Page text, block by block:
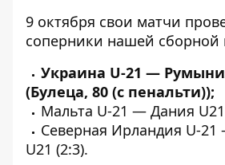
9 октября свои матчи
соперники нашей сборной
Украина U-21 —
(Булеца, 80 (с пенальти));
Мальта U-21 — Дания U21
Северная Ирландия U-
U21 (2:3).